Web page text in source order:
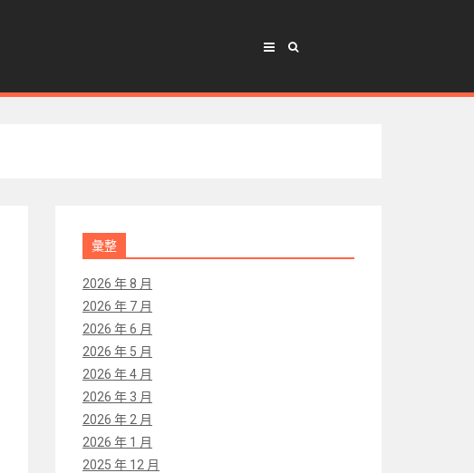
彙整
2026 年 8 月
2026 年 7 月
2026 年 6 月
2026 年 5 月
2026 年 4 月
2026 年 3 月
2026 年 2 月
2026 年 1 月
2025 年 12 月